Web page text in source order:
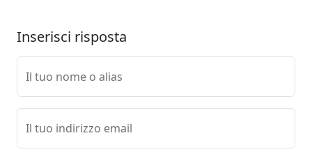
Inserisci risposta
Il tuo nome o alias
Il tuo indirizzo email